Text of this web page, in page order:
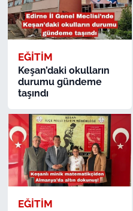
EĞİTİM
Keşan’daki okulların
durumu gündeme
taşındı
EĞİTİM